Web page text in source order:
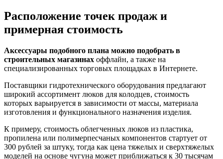
Расположение точек продаж и
примерная стоимость
Аксессуары подобного плана можно подобрать в
строительных магазинах оффлайн, а также на
специализированных торговых площадках в Интернете.
Поставщики гидротехнического оборудования предлагают
широкий ассортимент люков для колодцев, стоимость
которых варьируется в зависимости от массы, материала
изготовления и функционального назначения изделия.
К примеру, стоимость облегченных люков из пластика,
пропилена или полимерпесчаных компонентов стартует от
300 рублей за штуку, тогда как цена тяжелых и сверхтяжелых
моделей на основе чугуна может приближаться к 30 тысячам